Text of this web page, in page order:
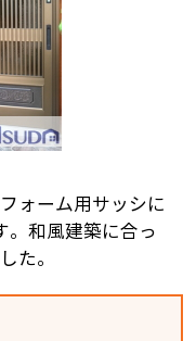
ォーム用サッシに
。和風建築に合っ
た。